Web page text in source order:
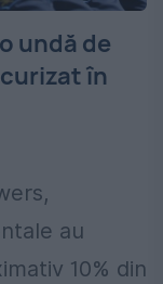
undă de
în
au
10% din